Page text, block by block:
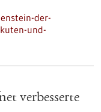
der-
und-
verbesserte